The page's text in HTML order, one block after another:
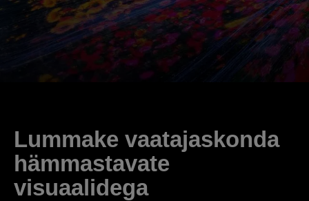
Lummake vaatajaskonda
hämmastavate
visuaalidega